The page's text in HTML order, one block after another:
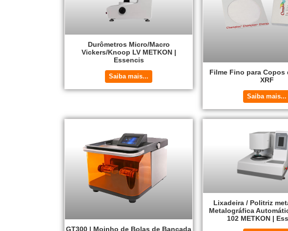
Durômetros Micro/Macro
Vickers/Knoop LV METKON |
Essencis
Saiba mais...
Filme Fino para Copos
XRF
Saiba mais...
GT300 | Moinho de Bolas de Bancada
Lixadeira / Politriz
Metalográfica
102 METKON |